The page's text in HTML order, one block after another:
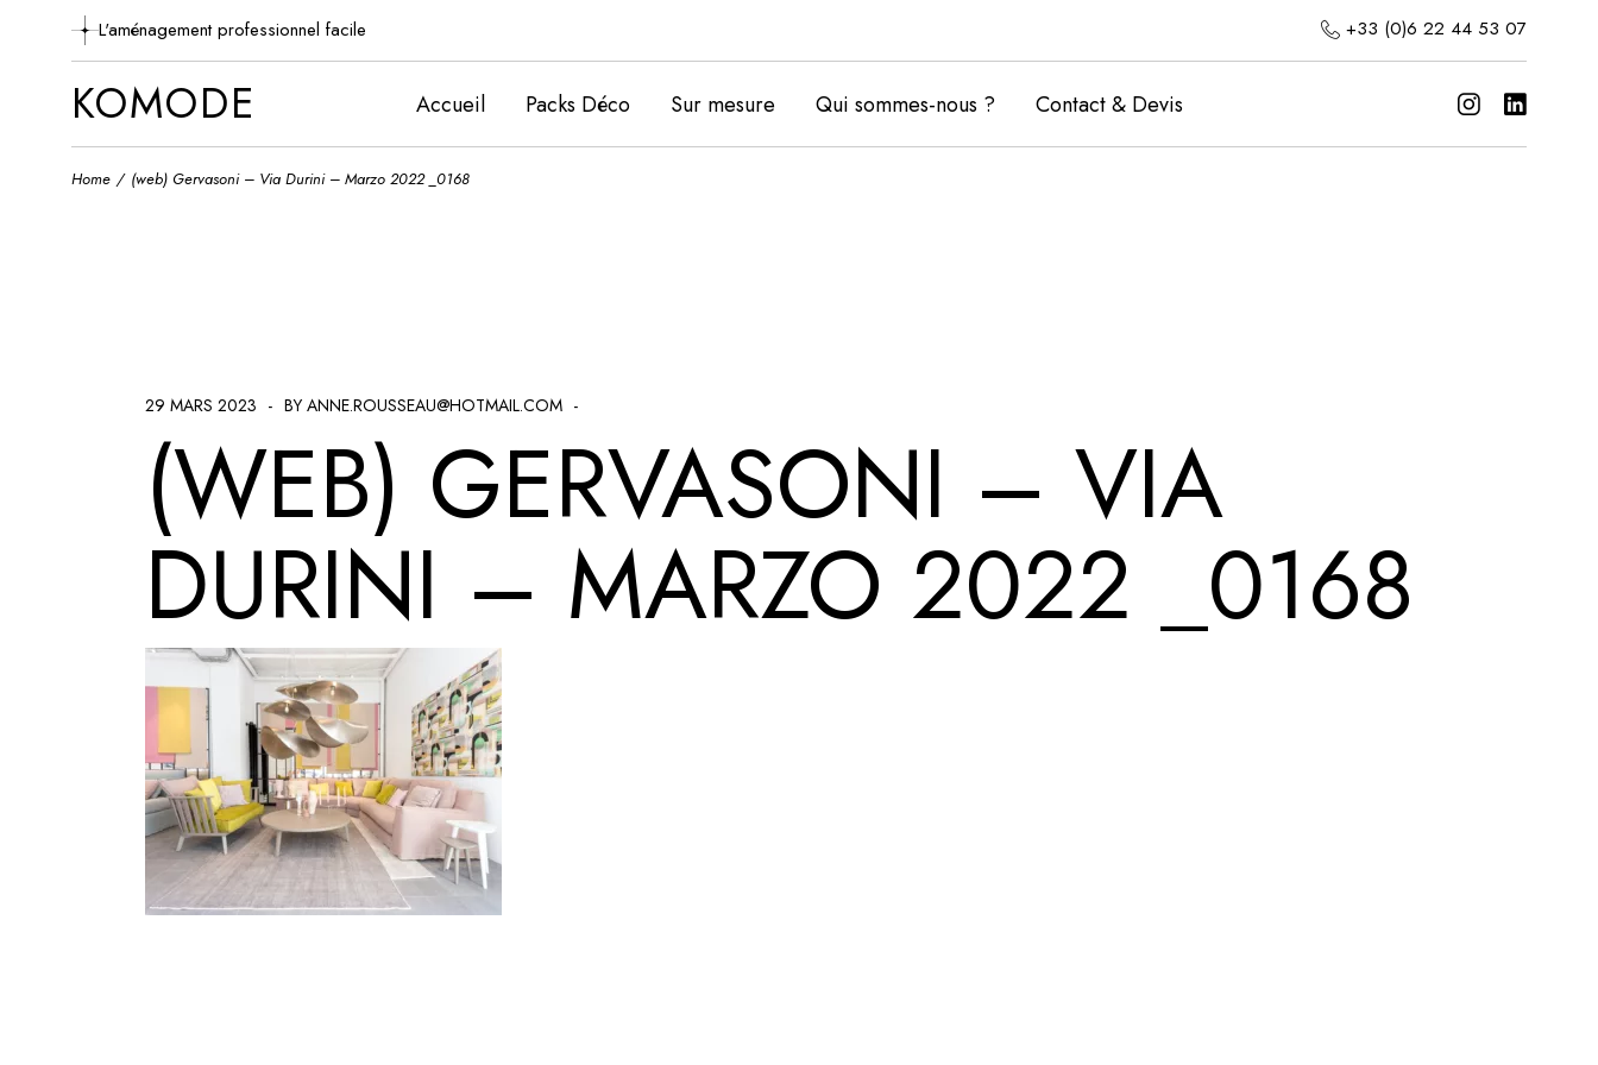
L'aménagement professionnel facile +33 (0)6 22 44 53 07
KOMODE Accueil Packs Déco Sur mesure Qui sommes-nous ? Contact & Devis
Home (web) Gervasoni – Via Durini – Marzo 2022 _0168
29 MARS 2023 BY ANNE.ROUSSEAU@HOTMAIL.COM
(WEB) GERVASONI – VIA
DURINI – MARZO 2022 _0168